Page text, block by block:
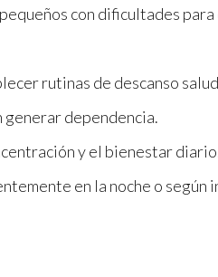
con dificultades
rutinas de descanso
generar dependencia.
y el bienestar
en la noche o